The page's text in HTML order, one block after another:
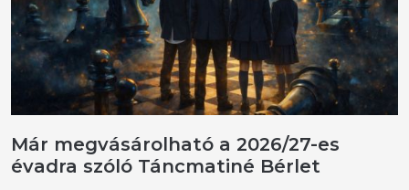
Már megvásárolható a 2026/27-es
évadra szóló Táncmatiné Bérlet